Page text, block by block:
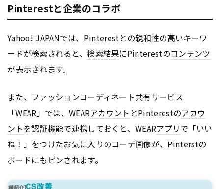
Pinterestと企業のコラボ
Yahoo! JAPANでは、Pinterestとの親和性の高いキーワ
ードが検索されると、検索結果にPinterestのコンテンツ
が表示されます。
また、ファッションコーディネート共有サービス
「WEAR」では、WEARアカウント とPinterestのアカウ
ントを認証機能で連携しておくと、WEARアプリで「いい
ね！」をつけたお気に入りのコーデ画像が、Pinterstの
ボードにもピンされます。